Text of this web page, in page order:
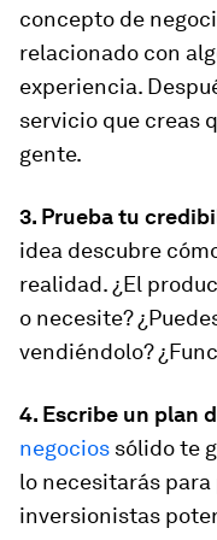
concepto de
relacionado con
experiencia.
servicio que creas
gente.
3. Prueba tu
idea descubre
realidad. ¿El
o necesite?
vendiéndolo?
4. Escribe un plan
negocios sólido te
lo necesitarás
inversionistas